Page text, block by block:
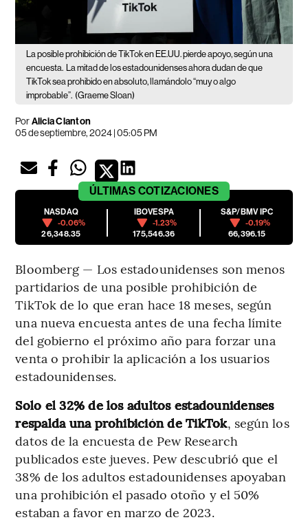
La posible prohibición de TikTok en EE.UU. pierde apoyo, según una
encuesta. La mitad de los estadounidenses ahora dudan de que
TikTok sea prohibido en absoluto, llamándolo “muy o algo
improbable”. (Graeme Sloan)
PorAlicia Clanton
05 de septiembre, 2024 | 05:05 PM
ÚLTIMAS COTIZACIONES
NASDAQ
-0.06%
26,348.35
IBOVESPA
-1.23%
175,546.36
S&P/BMV IPC
-0.19%
66,396.15
Bloomberg — Los estadounidenses son menos
partidarios de una posible prohibición de
TikTok de lo que eran hace 18 meses, según
una nueva encuesta antes de una fecha límite
del gobierno el próximo año para forzar una
venta o prohibir la aplicación a los usuarios
estadounidenses.
Solo el 32% de los adultos estadounidenses
respalda una prohibición de TikTok, según los
datos de la encuesta de Pew Research
publicados este jueves. Pew descubrió que el
38% de los adultos estadounidenses apoyaban
una prohibición el pasado otoño y el 50%
estaban a favor en marzo de 2023.